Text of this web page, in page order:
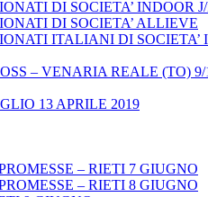
DI SOCIETA’ INDOOR
DI SOCIETA’ ALLIEVE
ITALIANI DI SOCIETA’
– VENARIA REALE (TO)
13 APRILE 2019
– RIETI 7 GIUGNO
– RIETI 8 GIUGNO